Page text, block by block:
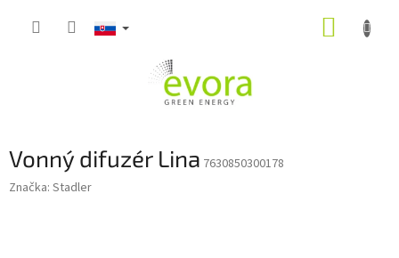
Vonný difuzér Lina 7630850300178
Značka: Stadler